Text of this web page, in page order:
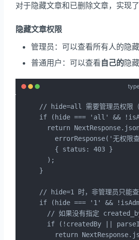
对于隐藏文章和已删除文章，实现
隐藏文章权限
管理员：可以查看所有人的隐
普通用户：可以查看自己的隐
// hide=all 需要管理员权限（
if (hide === 'all' &&
return
errorResponse('无权限查
    { status: 403 }
  );
}
// hide=1 时，非管理员只能查
if (hide === '1' &&
// 如果没有指定
if (!createdBy ||
return